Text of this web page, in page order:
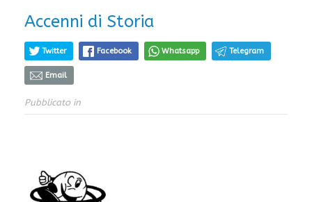
Accenni di Storia
Twitter Facebook Whatsapp Telegram
Email
Pubblicato in